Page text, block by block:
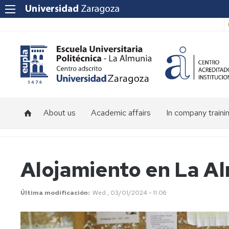
About us
Faculty
Location
School
Academic affairs In company
Alojamiento en La
Última modificación Wed , 03/01/2024 - 11:06